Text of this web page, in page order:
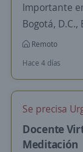
Importante
Bogotá, D.C.,
Remoto
Hace 4 días
Se precisa
Docente
Meditación